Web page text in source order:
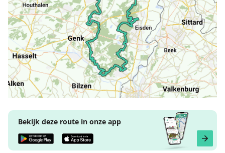
Bekijk deze route in onze app